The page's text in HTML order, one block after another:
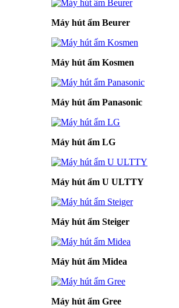
Máy hút ẩm Beurer
Máy hút ẩm Kosmen
Máy hút ẩm Panasonic
Máy hút ẩm LG
Máy hút ẩm U ULTTY
Máy hút ẩm Steiger
Máy hút ẩm Midea
Máy hút ẩm Gree